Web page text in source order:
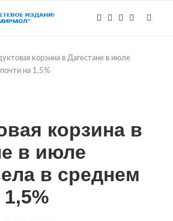
корзина в Дагестане в июле
на 1,5%
корзина в
в июле
в среднем